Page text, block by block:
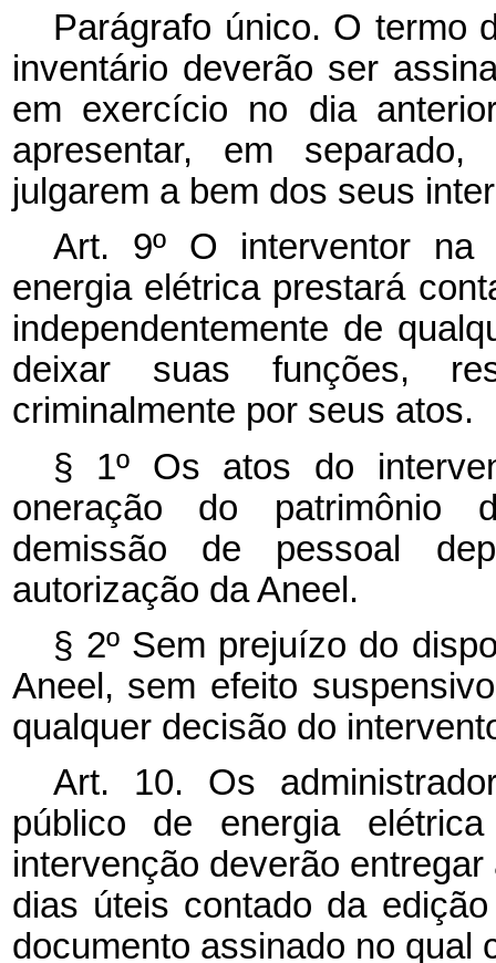
Parágrafo único. O termo
inventário deverão ser
em exercício no dia
apresentar, em
julgarem a bem dos seus
Art. 9º O interventor na
energia elétrica prestará
independentemente de
deixar suas funções,
criminalmente por seus atos.
§ 1º Os atos do
oneração do patrimônio
demissão de pessoal
autorização da Aneel.
§ 2º Sem prejuízo do
Aneel, sem efeito
qualquer decisão do
Art. 10. Os
público de energia
intervenção deverão
dias úteis contado da
documento assinado no qual